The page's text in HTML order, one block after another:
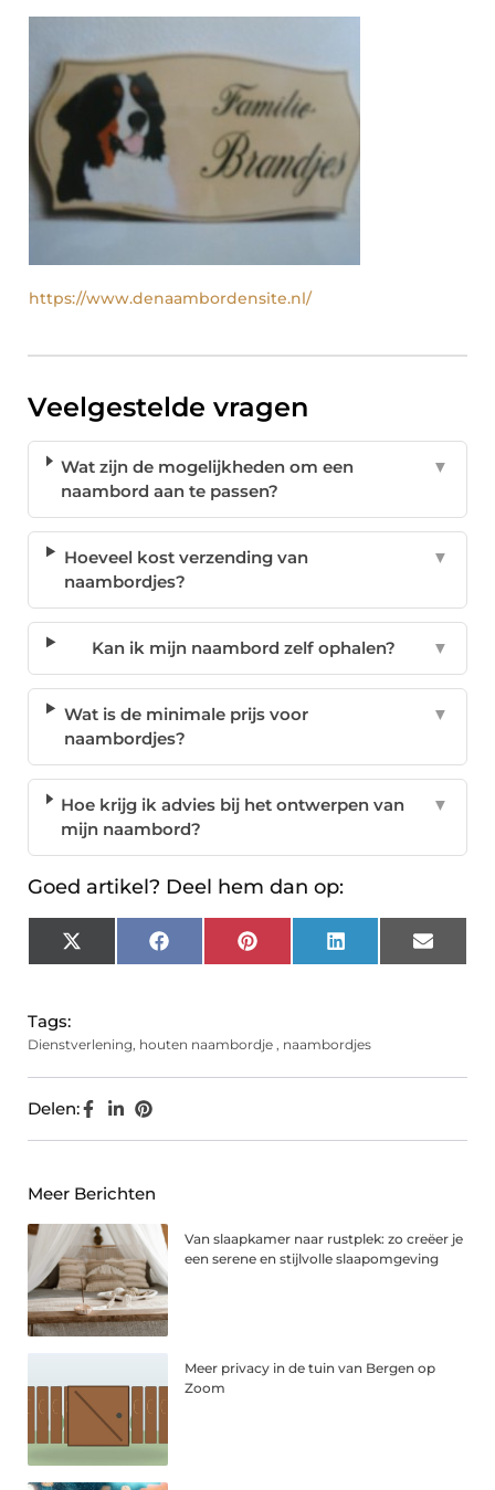
https://www.denaambordensite.nl/
Veelgestelde vragen
Wat zijn de mogelijkheden om een
naambord aan te passen?
▼
Hoeveel kost verzending van
naambordjes?
▼
Kan ik mijn naambord zelf ophalen? ▼
Wat is de minimale prijs voor
naambordjes?
▼
Hoe krijg ik advies bij het ontwerpen van
mijn naambord?
▼
Goed artikel? Deel hem dan op:
X
(Twitter)
FacebookPinterest LinkedIn Email
Tags:
Dienstverlening, houten naambordje , naambordjes
Delen:
Meer Berichten
Van slaapkamer naar rustplek: zo creëer je
een serene en stijlvolle slaapomgeving
Meer privacy in de tuin van Bergen op
Zoom